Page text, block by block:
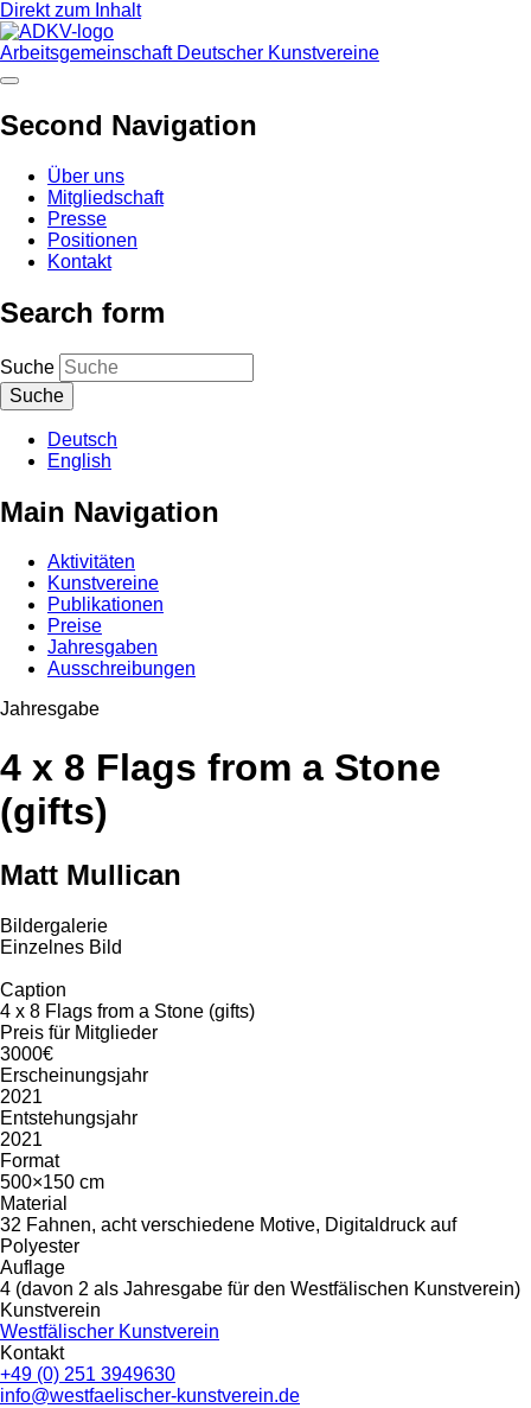
Direkt zum Inhalt
Arbeitsgemeinschaft Deutscher Kunstvereine
Second Navigation
Über uns
Mitgliedschaft
Presse
Positionen
Kontakt
Search form
Suche
Deutsch
English
Main Navigation
Aktivitäten
Kunstvereine
Publikationen
Preise
Jahresgaben
Ausschreibungen
Jahresgabe
4 x 8 Flags from a Stone
(gifts)
Matt Mullican
Bildergalerie
Einzelnes Bild
Caption
4 x 8 Flags from a Stone (gifts)
Preis für Mitglieder
3000€
Erscheinungsjahr
2021
Entstehungsjahr
2021
Format
500×150 cm
Material
32 Fahnen, acht verschiedene Motive, Digitaldruck auf
Polyester
Auflage
4 (davon 2 als Jahresgabe für den Westfälischen Kunstverein)
Kunstverein
Westfälischer Kunstverein
Kontakt
+49 (0) 251 3949630
info@westfaelischer-kunstverein.de